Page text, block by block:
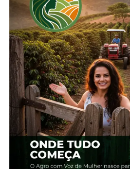
*IDR-PR
Compartilhe isso:
Facebook
Relacionado